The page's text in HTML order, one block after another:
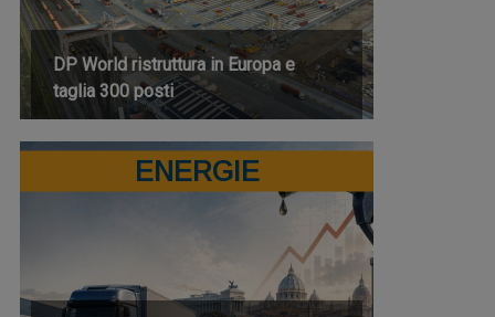
DP World ristruttura in Europa e
taglia 300 posti
ENERGIE